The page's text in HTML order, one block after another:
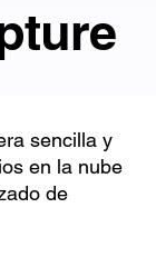
sencilla y
en la nube
de